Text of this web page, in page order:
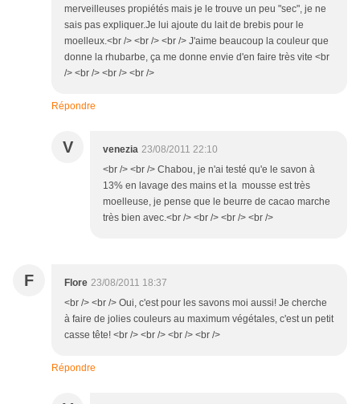
merveilleuses propiétés mais je le trouve un peu "sec", je ne
sais pas expliquer.Je lui ajoute du lait de brebis pour le
moelleux.<br /> <br /> <br /> J'aime beaucoup la couleur que
donne la rhubarbe, ça me donne envie d'en faire très vite <br
/> <br /> <br /> <br />
Répondre
V venezia 23/08/2011 22:10
<br /> <br /> Chabou, je n'ai testé qu'e le savon à
13% en lavage des mains et la mousse est très
moelleuse, je pense que le beurre de cacao marche
très bien avec.<br /> <br /> <br /> <br />
F Flore 23/08/2011 18:37
<br /> <br /> Oui, c'est pour les savons moi aussi! Je cherche
à faire de jolies couleurs au maximum végétales, c'est un petit
casse tête! <br /> <br /> <br /> <br />
Répondre